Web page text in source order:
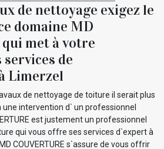
de nettoyage exigez le
domaine MD
qui met à votre
de
Limerzel
de nettoyage de toiture il serait plus
une intervention d` un professionnel
est justement un professionnel
qui vous offre ses services d`expert à
COUVERTURE s`assure de vous offrir